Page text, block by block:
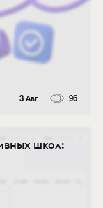
3 Авг 96
школ: